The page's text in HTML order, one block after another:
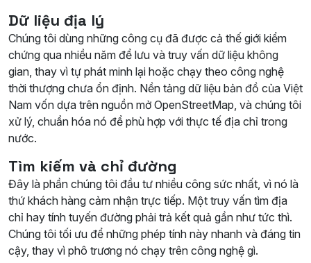
Dữ liệu địa lý
Chúng tôi dùng những công cụ đã được cả thế giới kiểm
chứng qua nhiều năm để lưu và truy vấn dữ liệu không
gian, thay vì tự phát minh lại hoặc chạy theo công nghệ
thời thượng chưa ổn định. Nền tảng dữ liệu bản đồ của Việt
Nam vốn dựa trên nguồn mở OpenStreetMap, và chúng tôi
xử lý, chuẩn hóa nó để phù hợp với thực tế địa chỉ trong
nước.
Tìm kiếm và chỉ đường
Đây là phần chúng tôi đầu tư nhiều công sức nhất, vì nó là
thứ khách hàng cảm nhận trực tiếp. Một truy vấn tìm địa
chỉ hay tính tuyến đường phải trả kết quả gần như tức thì.
Chúng tôi tối ưu để những phép tính này nhanh và đáng tin
cậy, thay vì phô trương nó chạy trên công nghệ gì.